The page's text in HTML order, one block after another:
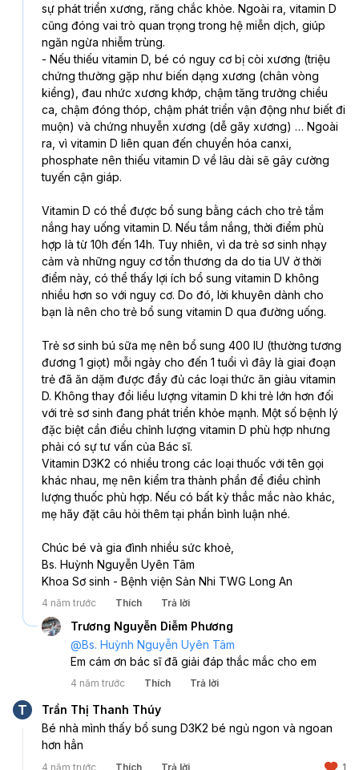
sự phát triển xương, răng chắc khỏe. Ngoài ra, vitamin D
cũng đóng vai trò quan trọng trong hệ miễn dịch, giúp
ngăn ngừa nhiễm trùng.
- Nếu thiếu vitamin D, bé có nguy cơ bị còi xương (triệu
chứng thường gặp như biến dạng xương (chân vòng
kiềng), đau nhức xương khớp, chậm tăng trưởng chiều
ca, chậm đóng thóp, chậm phát triển vận động như biết đi
muộn) và chứng nhuyễn xương (dễ gãy xương) … Ngoài
ra, vì vitamin D liên quan đến chuyển hóa canxi,
phosphate nên thiếu vitamin D về lâu dài sẽ gây cường
tuyến cận giáp.
Vitamin D có thể được bổ sung bằng cách cho trẻ tắm
nắng hay uống vitamin D. Nếu tắm nắng, thời điểm phù
hợp là từ 10h đến 14h. Tuy nhiên, vì da trẻ sơ sinh nhạy
cảm và những nguy cơ tổn thương da do tia UV ở thời
điểm này, có thể thấy lợi ích bổ sung vitamin D không
nhiều hơn so với nguy cơ. Do đó, lời khuyên dành cho
bạn là nên cho trẻ bổ sung vitamin D qua đường uống.
Trẻ sơ sinh bú sữa mẹ nên bổ sung 400 IU (thường tương
đương 1 giọt) mỗi ngày cho đến 1 tuổi vì đây là giai đoạn
trẻ đã ăn dặm được đầy đủ các loại thức ăn giàu vitamin
D. Không thay đổi liều lượng vitamin D khi trẻ lớn hơn đối
với trẻ sơ sinh đang phát triển khỏe mạnh. Một số bệnh lý
đặc biệt cần điều chỉnh lượng vitamin D phù hợp nhưng
phải có sự tư vấn của Bác sĩ.
Vitamin D3K2 có nhiều trong các loại thuốc với tên gọi
khác nhau, mẹ nên kiểm tra thành phần để điều chỉnh
lượng thuốc phù hợp. Nếu có bất kỳ thắc mắc nào khác,
mẹ hãy đặt câu hỏi thêm tại phần bình luận nhé.
Chúc bé và gia đình nhiều sức khoẻ,
Bs. Huỳnh Nguyễn Uyên Tâm
Khoa Sơ sinh - Bệnh viện Sản Nhi TWG Long An
4 năm trước Thích Trả lời
Trương Nguyễn Diễm Phương
@Bs. Huỳnh Nguyễn Uyên Tâm
Em cám ơn bác sĩ đã giải đáp thắc mắc cho em
4 năm trước Thích Trả lời
T
Trần Thị Thanh Thúy
Bé nhà mình thấy bổ sung D3K2 bé ngủ ngon và ngoan
hơn hẳn
4 năm trước Thích Trả lời 1